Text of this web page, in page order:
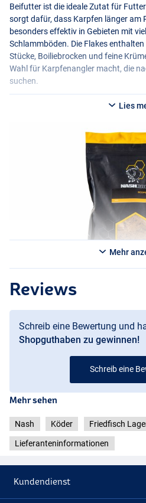
Beifutter ist die ideale Zutat für
sorgt dafür, dass Karpfen länger am
besonders effektiv in Gebieten mit
Schlammböden. Die Flakes
Stücke, Boiliebrocken und feine
Wahl für Karpfenangler macht, die
suchen.
Lies
Mehr
Reviews
Schreib eine Bewertung und
Shopguthaben zu gewinnen!
Schreib eine
Mehr sehen
Nash Köder Friedfisch
Lieferanteninformationen
Kundendienst